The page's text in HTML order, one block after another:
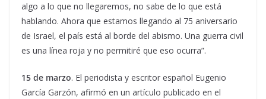
algo a lo que no llegaremos, no sabe de lo que está
hablando. Ahora que estamos llegando al 75 aniversario
de Israel, el país está al borde del abismo. Una guerra civil
es una línea roja y no permitiré que eso ocurra”.
15 de marzo. El periodista y escritor español Eugenio
García Garzón, afirmó en un artículo publicado en el